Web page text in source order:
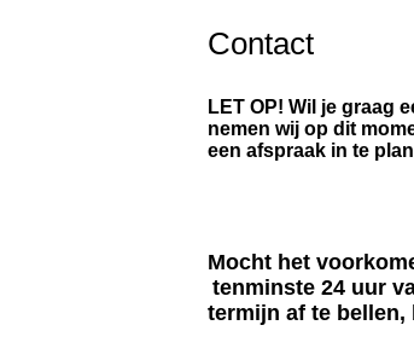
Contact
LET OP! Wil je graag
nemen wij op dit
een afspraak in te
Mocht het
tenminste 24 uur
termijn af te bellen,